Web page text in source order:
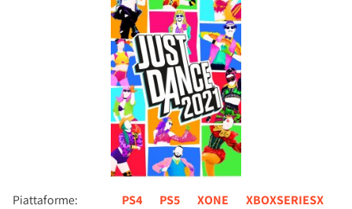
Piattaforme: PS4 PS5 XONE
XBOXSERIESX